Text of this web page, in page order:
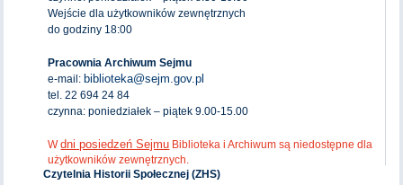
Wejście dla użytkowników zewnętrznych
do godziny 18:00
Pracownia Archiwum Sejmu
e-mail: biblioteka@sejm.gov.pl
tel. 22 694 24 84
czynna: poniedziałek – piątek 9.00-15.00
Wdni posiedzeń Sejmu Biblioteka i Archiwum są niedostępne dla
użytkowników zewnętrznych.
Czytelnia Historii Społecznej (ZHS)